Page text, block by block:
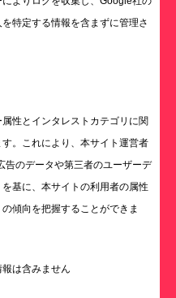
特定する情報を含まずに管理さ
性とインタレストカテゴリに関
。これにより、本サイト運営者
告のデータや第三者のユーザーデ
基に、本サイトの利用者の属性
傾向を把握することができま
は含みません